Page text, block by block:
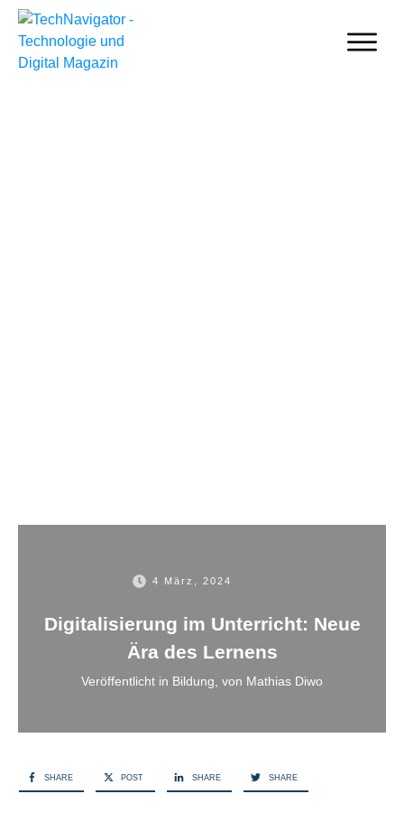
4 März, 2024
Digitalisierung im Unterricht: Neue
Ära des Lernens
Veröffentlicht in Bildung, von Mathias Diwo
SHARE POST SHARE SHARE